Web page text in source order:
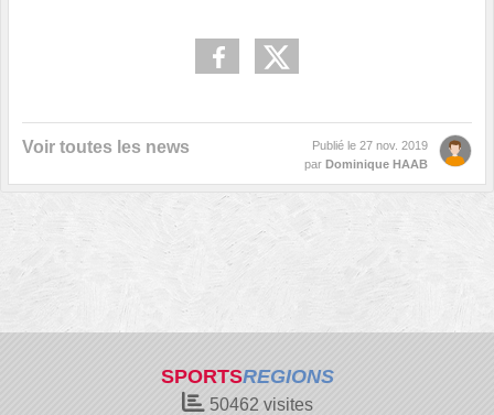
Voir toutes les news Publié le 27 nov. 2019
par Dominique HAAB
SPORTSREGIONS
50462 visites